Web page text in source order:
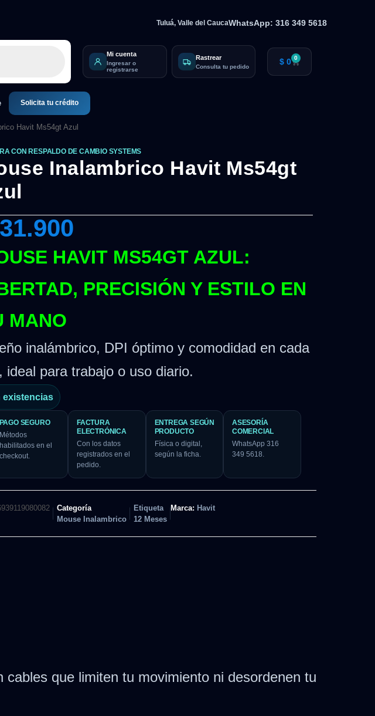
Tuluá, Valle del CaucaWhatsApp: 316 349 5618
Mi cuenta
Ingresar o
registrarse
Rastrear
Consulta tu pedido $ 0 0
Solicita tu crédito
Havit Ms54gt Azul
CON RESPALDO DE CAMBIO SYSTEMS
Inalambrico Havit Ms54gt
HAVIT MS54GT AZUL:
PRECISIÓN Y ESTILO EN
MANO
inalámbrico, DPI óptimo y comodidad en cada
ideal para trabajo o uso diario.
existencias
PAGO SEGURO
Métodos
habilitados en el
checkout.
FACTURA
ELECTRÓNICA
Con los datos
registrados en el
pedido.
ENTREGA SEGÚN
PRODUCTO
Física o digital,
según la ficha.
ASESORÍA
COMERCIAL
WhatsApp 316
349 5618.
Categoría
Mouse Inalambrico
Etiqueta
12 Meses
Marca: Havit
que limiten tu movimiento ni desordenen tu